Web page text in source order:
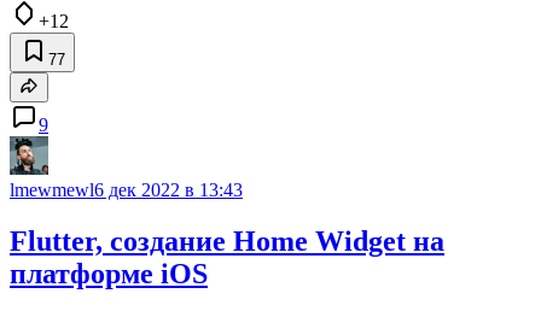
+12
77
9
lmewmewl6 дек 2022 в 13:43
Flutter, создание Home Widget на
платформе iOS